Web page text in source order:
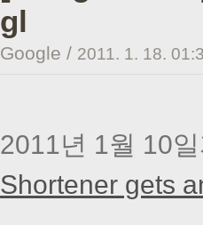
gl
Google / 2011. 1. 18.
2011년 1월 10
Shortener gets